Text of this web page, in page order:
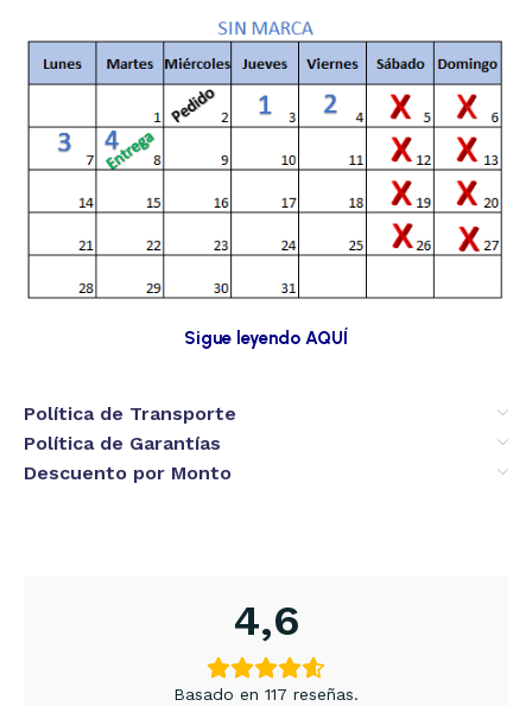
Sigue leyendo AQUÍ
Política de Transporte
Política de Garantías
Descuento por Monto
4,6
Basado en 117 reseñas.